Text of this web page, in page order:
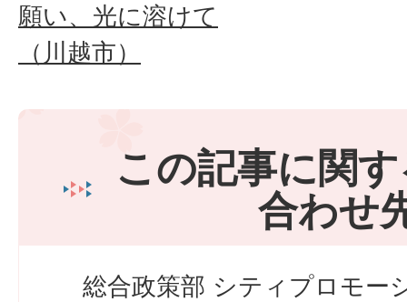
願い、光に溶けて
（川越市）
この記事に関
合わせ
総合政策部 シティプロモー